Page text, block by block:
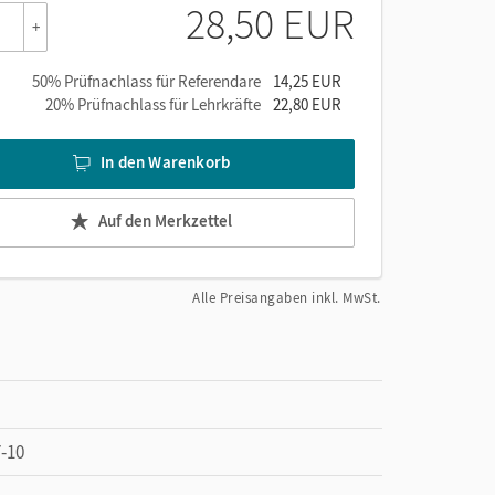
+ 28,50 EUR
50% Prüfnachlass für Referendare
14,25 EUR
20% Prüfnachlass für Lehrkräfte 22,80 EUR
In den Warenkorb
Auf den Merkzettel
Alle Preisangaben inkl. MwSt.
10